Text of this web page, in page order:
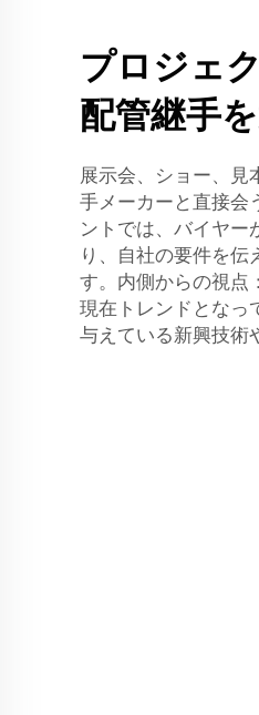
プロジェ
配管継手
展示会、ショー、見
手メーカーと直接会
ントでは、バイヤー
り、自社の要件を伝
す。内側からの視点
現在トレンドとなっ
与えている新興技術